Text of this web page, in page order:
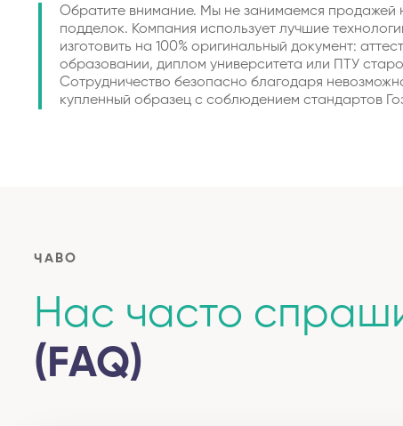
Обратите внимание. Мы не занимаемся продажей
подделок. Компания использует лучшие
изготовить на 100% оригинальный документ:
образовании, диплом университета или ПТУ
Сотрудничество безопасно благодаря
купленный образец с соблюдением стандартов
ЧАВО
Нас часто
(FAQ)